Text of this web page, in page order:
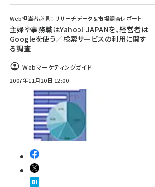
Web担当者必見！ リサーチ データ&市場調査レポート
主婦や事務職はYahoo! JAPANを、経営者は
Googleを使う／検索サービスの利用に関す
る調査
Webマーケティングガイド
2007年11月20日 12:00